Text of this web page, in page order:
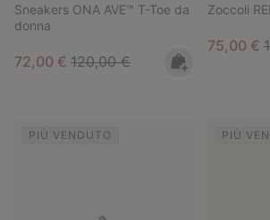
Sneakers ONA AVE™ T-Toe da
donna
Sale price:
72,00 € Regular price:
120,00 €
Zoccoli
Sale
75,00 €
PIÙ VENDUTO PIÙ